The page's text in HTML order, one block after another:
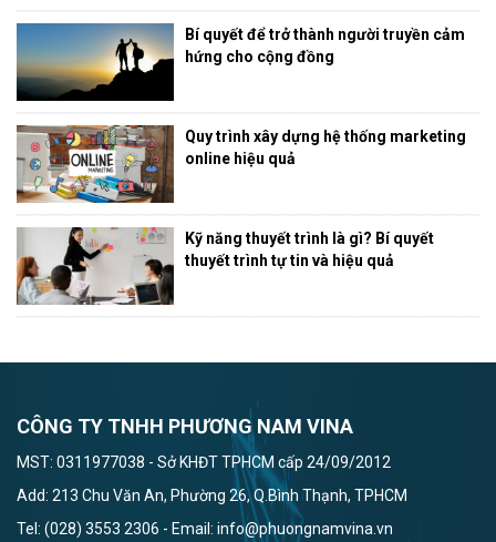
Bí quyết để trở thành người truyền cảm
hứng cho cộng đồng
Quy trình xây dựng hệ thống marketing
online hiệu quả
Kỹ năng thuyết trình là gì? Bí quyết
thuyết trình tự tin và hiệu quả
CÔNG TY TNHH PHƯƠNG NAM VINA
MST: 0311977038 - Sở KHĐT TPHCM cấp 24/09/2012
Add: 213 Chu Văn An, Phường 26, Q.Bình Thạnh, TPHCM
Tel: (028) 3553 2306 - Email: info@phuongnamvina.vn